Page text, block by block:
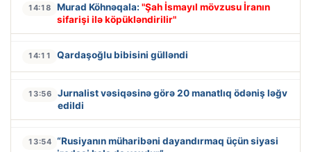
14:18 Murad Köhnəqala: "Şah İsmayıl mövzusu İranın
sifarişi ilə köpükləndirilir"
14:11 Qardaşoğlu bibisini gülləndi
13:56
Jurnalist vəsiqəsinə görə 20 manatlıq ödəniş ləğv
edildi
13:54 “Rusiyanın müharibəni dayandırmaq üçün siyasi